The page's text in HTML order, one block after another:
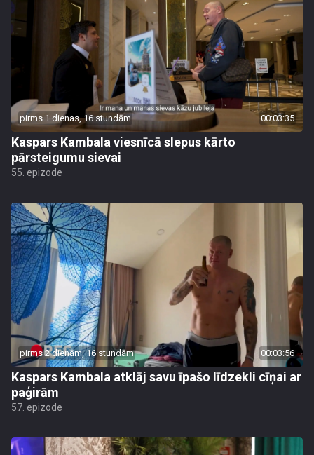
pirms 1 dienas, 16 stundām 00:03:35
Kaspars Kambala viesnīcā slepus kārto
pārsteigumu sievai
55. epizode
pirms 2 dienām, 16 stundām 00:03:56
Kaspars Kambala atklāj savu īpašo līdzekli cīņai ar
paģirām
57. epizode